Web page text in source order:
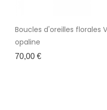
Boucles d'oreilles florales
opaline
Prix
70,00 €